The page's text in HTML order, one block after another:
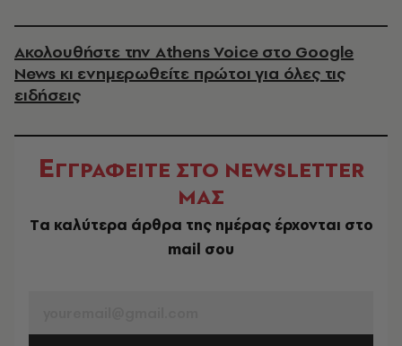
Ακολουθήστε την Athens Voice στο Google
News κι ενημερωθείτε πρώτοι για όλες τις
ειδήσεις
ΕΓΓΡΑΦΕΙΤΕ ΣΤΟ NEWSLETTER
ΜΑΣ
Tα καλύτερα άρθρα της ημέρας έρχονται στο
mail σου